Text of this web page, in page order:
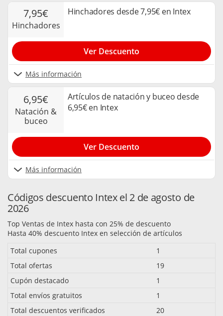
7,95€
hinchadores
Hinchadores desde 7,95€ en Intex
Más información
Ver Descuento
6,95€
natación &
buceo
Artículos de natación y buceo desde
6,95€ en Intex
Más información
Ver Descuento
Códigos descuento Intex el 2 de agosto de
2026
Top Ventas de Intex hasta con 25% de descuento
Hasta 40% descuento Intex en selección de artículos
Total cupones
1
Total ofertas
19
Cupón destacado
1
Total envíos gratuitos
1
Total descuentos verificados
20